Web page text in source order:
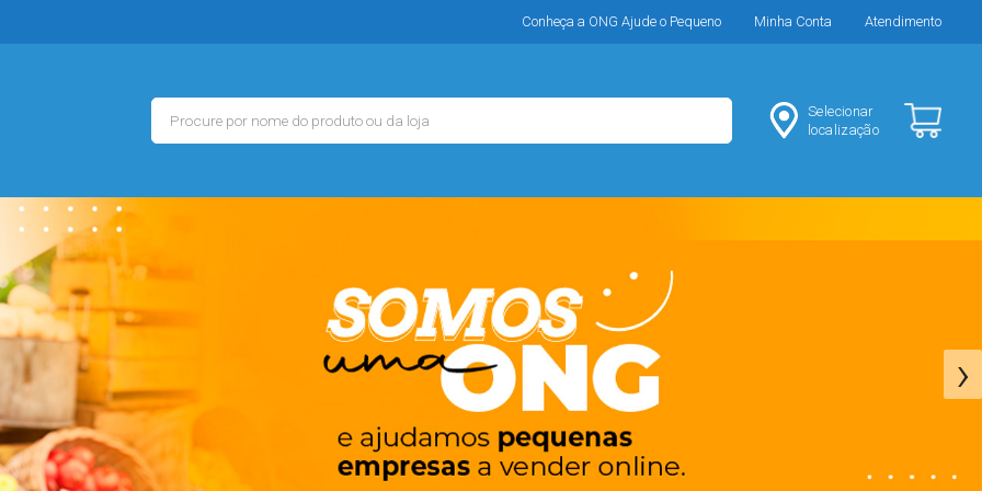
Conheça a ONG Ajude o Pequeno Minha Conta Atendimento
Selecionar
localização
›